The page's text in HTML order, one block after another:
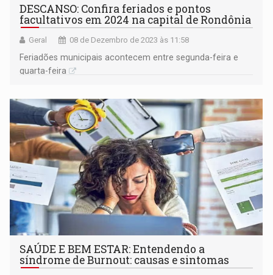
DESCANSO: Confira feriados e pontos
facultativos em 2024 na capital de Rondônia
Geral 08 de Dezembro de 2023 às 11:58
Feriadões municipais acontecem entre segunda-feira e
quarta-feira
SAÚDE E BEM ESTAR: Entendendo a
síndrome de Burnout: causas e sintomas